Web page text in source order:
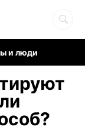
и люди